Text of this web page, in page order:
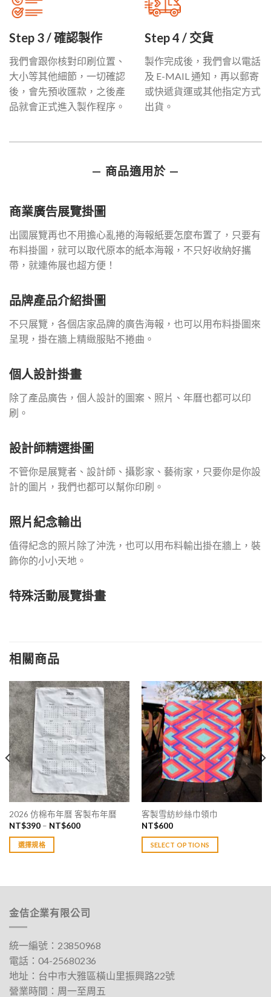
Step 3 / 確認製作
我們會跟你核對印刷位置、
大小等其他細節，一切確認
後，會先預收匯款，之後產
品就會正式進入製作程序。
Step 4 / 交貨
製作完成後，我們會以電話
及 E-MAIL 通知，再以郵寄
或快遞貨運或其他指定方式
出貨。
— 商品適用於 —
商業廣告展覽掛圖
出國展覽再也不用擔心亂捲的海報紙要怎麼布置了，只要有
布料掛圖，就可以取代原本的紙本海報，不只好收納好攜
帶，就連佈展也超方便！
品牌產品介紹掛圖
不只展覽，各個店家品牌的廣告海報，也可以用布料掛圖來
呈現，掛在牆上精緻服貼不捲曲。
個人設計掛畫
除了產品廣告，個人設計的圖案、照片、年曆也都可以印
刷。
設計師精選掛圖
不管你是展覽者、設計師、攝影家、藝術家，只要你是你設
計的圖片，我們也都可以幫你印刷。
照片紀念輸出
值得紀念的照片除了沖洗，也可以用布料輸出掛在牆上，裝
飾你的小小天地。
特殊活動展覽掛畫
相關商品
2026 仿棉布年曆 客製布年曆
NT$390 – NT$600價
選擇規格
多
式。
可
在
產
客製雪紡紗絲巾領巾
NT$600
SELECT OPTIONS
金佶企業有限公司
統一編號：23850968
電話： 04-25680236
地址： 台中巿大雅區橫山里振興路22號
營業時間：周一至周五